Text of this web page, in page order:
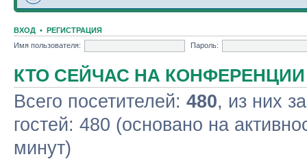
ВХОД • РЕГИСТРАЦИЯ
Имя пользователя:
Пароль:
КТО СЕЙЧАС НА КОНФЕРЕНЦИИ
Всего посетителей: 480, из них
гостей: 480 (основано на
минут)